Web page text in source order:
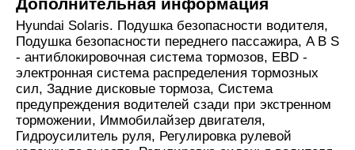
Hyundai Solaris. Подушка безопасности водителя,
Подушка безопасности переднего пассажира, A B S
- антиблокировочная система тормозов, EBD -
электронная система распределения тормозных
сил, Задние дисковые тормоза, Система
предупреждения водителей сзади при экстренном
торможении, Иммобилайзер двигателя,
Гидроусилитель руля, Регулировка рулевой